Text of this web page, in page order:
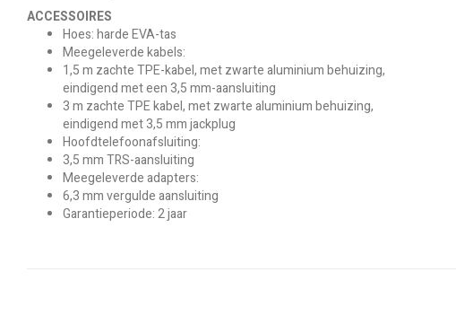
ACCESSOIRES
Hoes: harde EVA-tas
Meegeleverde kabels:
1,5 m zachte TPE-kabel, met zwarte aluminium behuizing,
eindigend met een 3,5 mm-aansluiting
3 m zachte TPE kabel, met zwarte aluminium behuizing,
eindigend met 3,5 mm jackplug
Hoofdtelefoonafsluiting:
3,5 mm TRS-aansluiting
Meegeleverde adapters:
6,3 mm vergulde aansluiting
Garantieperiode: 2 jaar